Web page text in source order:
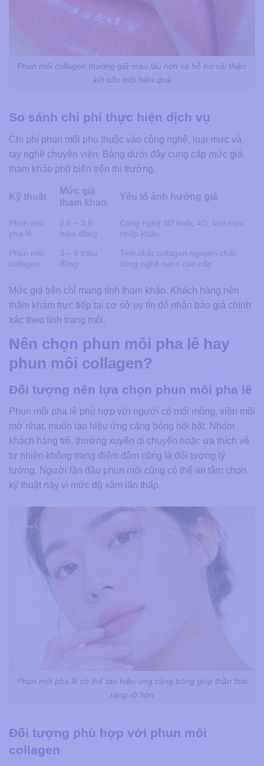
Phun môi collagen thường giữ màu lâu hơn và hỗ trợ cải thiện
kết cấu môi hiệu quả
So sánh chi phí thực hiện dịch vụ
Chi phí phun môi phụ thuộc vào công nghệ, loại mực và
tay nghề chuyên viên. Bảng dưới đây cung cấp mức giá
tham khảo phổ biến trên thị trường.
Kỹ thuật
Mức giá
tham khảo
Yếu tố ảnh hưởng giá
Phun môi
pha lê
2,5 – 3,5
triệu đồng
Công nghệ 3D hoặc 4D, loại mực
nhập khẩu
Phun môi
collagen
3 – 5 triệu
đồng
Tinh chất collagen nguyên chất,
công nghệ nano cao cấp
Mức giá trên chỉ mang tính tham khảo. Khách hàng nên
thăm khám trực tiếp tại cơ sở uy tín để nhận báo giá chính
xác theo tình trạng môi.
Nên chọn phun môi pha lê hay
phun môi collagen?
Đối tượng nên lựa chọn phun môi pha lê
Phun môi pha lê phù hợp với người có môi mỏng, viền môi
mờ nhạt, muốn tạo hiệu ứng căng bóng nổi bật. Nhóm
khách hàng trẻ, thường xuyên di chuyển hoặc ưa thích vẻ
tự nhiên không trang điểm đậm cũng là đối tượng lý
tưởng. Người lần đầu phun môi cũng có thể an tâm chọn
kỹ thuật này vì mức độ xâm lấn thấp.
Phun môi pha lê có thể tạo hiệu ứng căng bóng giúp thần thái
rạng rỡ hơn
Đối tượng phù hợp với phun môi
collagen